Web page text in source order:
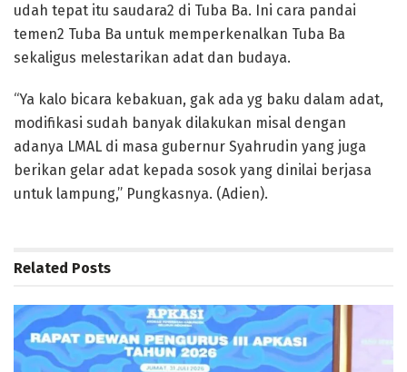
udah tepat itu saudara2 di Tuba Ba. Ini cara pandai
temen2 Tuba Ba untuk memperkenalkan Tuba Ba
sekaligus melestarikan adat dan budaya.
“Ya kalo bicara kebakuan, gak ada yg baku dalam adat,
modifikasi sudah banyak dilakukan misal dengan
adanya LMAL di masa gubernur Syahrudin yang juga
berikan gelar adat kepada sosok yang dinilai berjasa
untuk lampung,” Pungkasnya. (Adien).
Related Posts